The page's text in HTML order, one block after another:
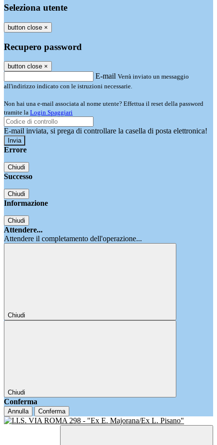
Seleziona utente
button close ×
Recupero password
button close ×
E-mail Verrà inviato un messaggio
all'indirizzo indicato con le istruzioni necessarie.
Non hai una e-mail associata al nome utente? Effettua il reset della password
tramite la Login Spaggiari
E-mail inviata, si prega di controllare la casella di posta elettronica!
Errore
Chiudi
Successo
Chiudi
Informazione
Chiudi
Attendere...
Attendere il completamento dell'operazione...
Chiudi
Chiudi
Conferma
Annulla Conferma